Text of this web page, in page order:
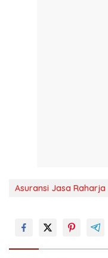
Asuransi Jasa Raharja